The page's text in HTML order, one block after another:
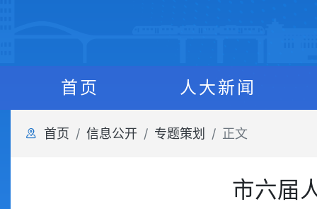
首页 人大新闻
首页 信息公开 专题策划 正文
市六届